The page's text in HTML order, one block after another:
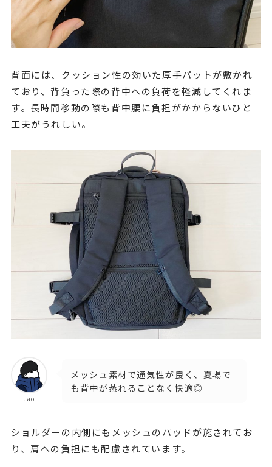
背面には、クッション性の効いた厚手パットが敷かれ
ており、背負った際の背中への負荷を軽減してくれま
す。長時間移動の際も背中腰に負担がかからないひと
工夫がうれしい。
tao
メッシュ素材で通気性が良く、夏場で
も背中が蒸れることなく快適◎
ショルダーの内側にもメッシュのパッドが施されてお
り、肩への負担にも配慮されています。